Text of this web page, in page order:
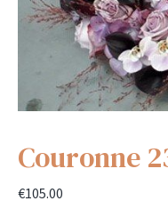
Couronne
€105.00